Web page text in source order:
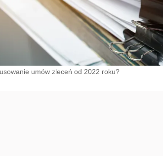
umów zleceń od 2022 roku?